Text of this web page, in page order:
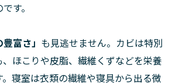
す。
富さ」 も見逃せません。カビは特別
ほこりや皮脂、繊維くずなどを栄養
寝室は衣類の繊維や寝具から出る微